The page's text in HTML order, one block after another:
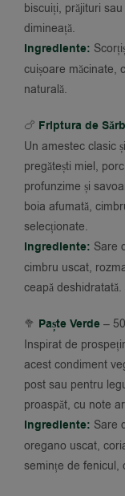
biscuiți, prăjituri
dimineață.
Ingrediente:
cuișoare măcinate,
naturală.
🍗 Friptura de
Un amestec clasic
pregătești miel,
profunzime și
boia afumată,
selecționate.
Ingrediente: Sare
cimbru uscat,
ceapă deshidratată.
🥦 Paște Verde –
Inspirat de
acest condiment
post sau pentru
proaspăt, cu note
Ingrediente: Sare
oregano uscat,
semințe de fenicul,